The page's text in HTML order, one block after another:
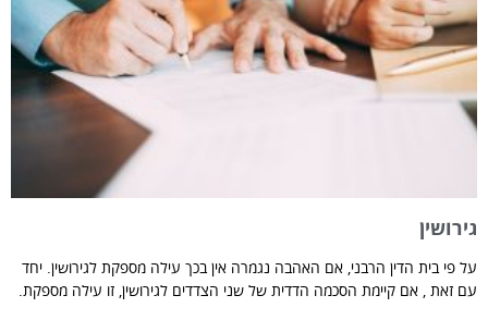
גירושין
על פי בית הדין הרבני, אם האהבה נגמרה אין בכך עילה מספקת לגירושין. יחד
עם זאת , אם קיימת הסכמה הדדית של שני הצדדים לגירושין, זו עילה מספקת.